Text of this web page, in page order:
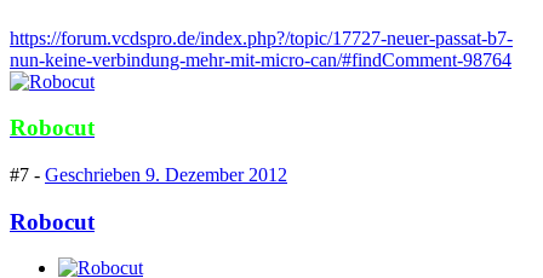
https://forum.vcdspro.de/index.php?/topic/17727-neuer-passat-b7-
nun-keine-verbindung-mehr-mit-micro-can/#findComment-98764
Robocut
#7 - Geschrieben 9. Dezember 2012
Robocut